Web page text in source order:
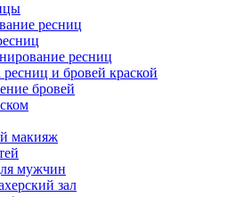
ресниц
ресниц
ресниц и бровей краской
бровей
макияж
мужчин
зал